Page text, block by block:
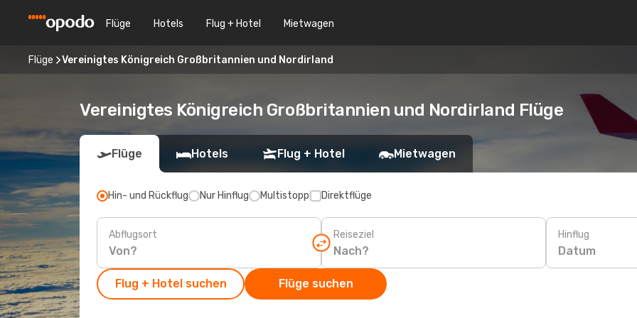
Flüge Hotels Flug + Hotel Mietwagen
Flüge Vereinigtes Königreich Großbritannien und Nordirland
Vereinigtes Königreich Großbritannien und Nordirland Flüge
Flüge Hotels Flug + Hotel Mietwagen
Hin- und Rückflug Nur Hinflug Multistopp Direktflüge
Abflugsort Reiseziel Hinflug
Datum
Flug + Hotel suchen Flüge suchen